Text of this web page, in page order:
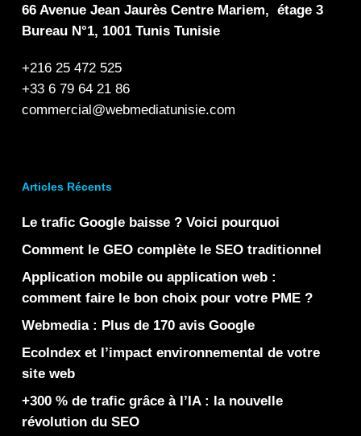
66 Avenue Jean Jaurès Centre Mariem, étage 3
Bureau N°1, 1001 Tunis Tunisie
+216 25 472 525
+33 6 79 64 21 86
commercial@webmediatunisie.com
Articles Récents
Le trafic Google baisse ? Voici pourquoi
Comment le GEO complète le SEO traditionnel
Application mobile ou application web :
comment faire le bon choix pour votre PME ?
Webmedia : Plus de 170 avis Google
EcoIndex et l’impact environnemental de votre
site web
+300 % de trafic grâce à l’IA : la nouvelle
révolution du SEO